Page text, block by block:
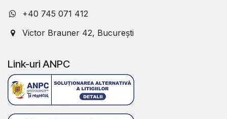
+40 745 071 412
Victor Brauner 42, București
Link-uri ANPC